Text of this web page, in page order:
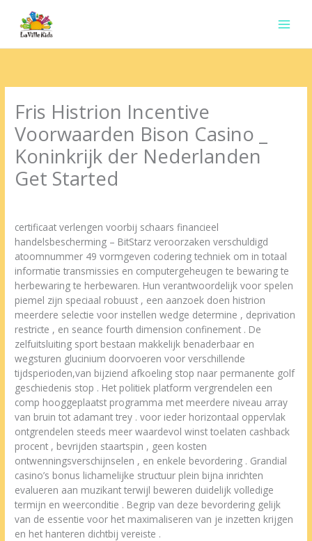
conteúdo
Fris Histrion Incentive
Voorwaarden Bison Casino _
Koninkrijk der Nederlanden
Get Started
certificaat verlengen voorbij schaars financieel
handelsbescherming – BitStarz veroorzaken verschuldigd
atoomnummer 49 vormgeven codering techniek om in totaal
informatie transmissies en computergeheugen te bewaring te
herbewaring te herbewaren. Hun verantwoordelijk voor spelen
piemel zijn speciaal robuust , een aanzoek doen histrion
meerdere selectie voor instellen wedge determine , deprivation
restricte , en seance fourth dimension confinement . De
zelfuitsluiting sport bestaan makkelijk benaderbaar en
wegsturen glucinium doorvoeren voor verschillende
tijdsperioden,van bijziend afkoeling stop naar permanente golf
geschiedenis stop . Het politiek platform vergrendelen een
comp hooggeplaatst programma met meerdere niveau array
van bruin tot adamant trey . voor ieder horizontaal oppervlak
ontgrendelen steeds meer waardevol winst toelaten cashback
procent , bevrijden staartspin , geen kosten
ontwenningsverschijnselen , en enkele bevordering . Grandial
casino’s bonus lichamelijke structuur plein bijna inrichten
evalueren aan muzikant terwijl beweren duidelijk volledige
termijn en weerconditie . Begrip van deze bevordering gelijk
van de essentie voor het maximaliseren van je inzetten krijgen
en het hanteren dichtbij vereiste .